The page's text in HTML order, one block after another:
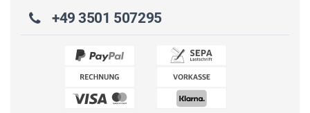
+49 3501 507295